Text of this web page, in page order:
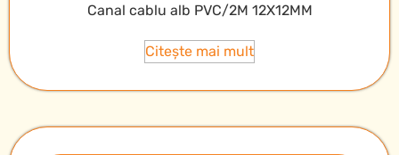
Canal cablu alb PVC/2M 12X12MM
Citește mai mult